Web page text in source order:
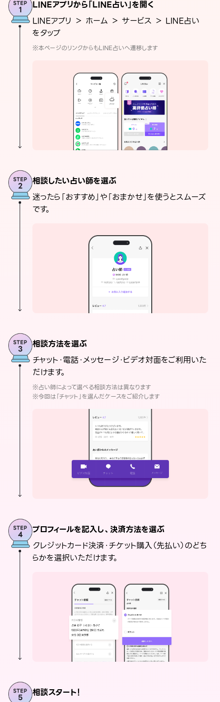
LINEアプリから「LINE占い」を開く
LINEアプリ ＞ ホーム ＞ サービス ＞ LINE占い
をタップ
※本ページのリンクからもLINE占いへ遷移します
相談したい占い師を選ぶ
迷ったら「おすすめ」や「おまかせ」を使うとスムーズ
です。
相談方法を選ぶ
チャット・電話・メッセージ・ビデオ対面をご利用いた
だけます。
※占い師によって選べる相談方法は異なります
※今回は「チャット」を選んだケースをご紹介します
プロフィールを記入し、決済方法を選ぶ
クレジットカード決済・チケット購入（先払い）のどち
らかを選択いただけます。
相談スタート！